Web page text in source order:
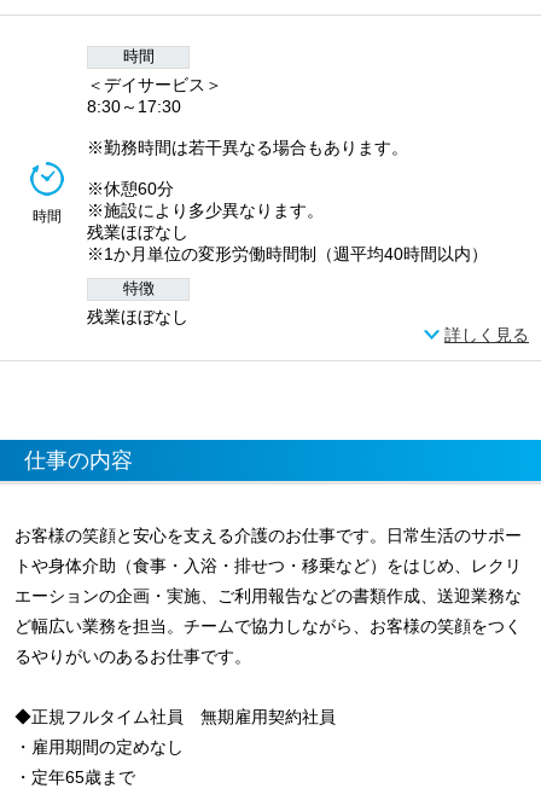
時間
時間
＜デイサービス＞
8:30～17:30
※勤務時間は若干異なる場合もあります。
※休憩60分
※施設により多少異なります。
残業ほぼなし
※1か月単位の変形労働時間制（週平均40時間以内）
特徴
残業ほぼなし
詳しく見る
仕事の内容
お客様の笑顔と安心を支える介護のお仕事です。日常生活のサポー
トや身体介助（食事・入浴・排せつ・移乗など）をはじめ、レクリ
エーションの企画・実施、ご利用報告などの書類作成、送迎業務な
ど幅広い業務を担当。チームで協力しながら、お客様の笑顔をつく
るやりがいのあるお仕事です。
◆正規フルタイム社員 無期雇用契約社員
・雇用期間の定めなし
・定年65歳まで